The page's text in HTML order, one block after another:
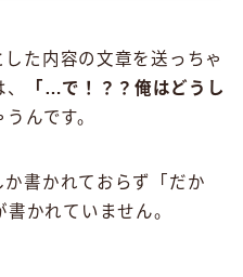
た内容の文章を送っちゃ
「…で！？？俺はどうし
んです。
書かれておらず「だか
かれていません。